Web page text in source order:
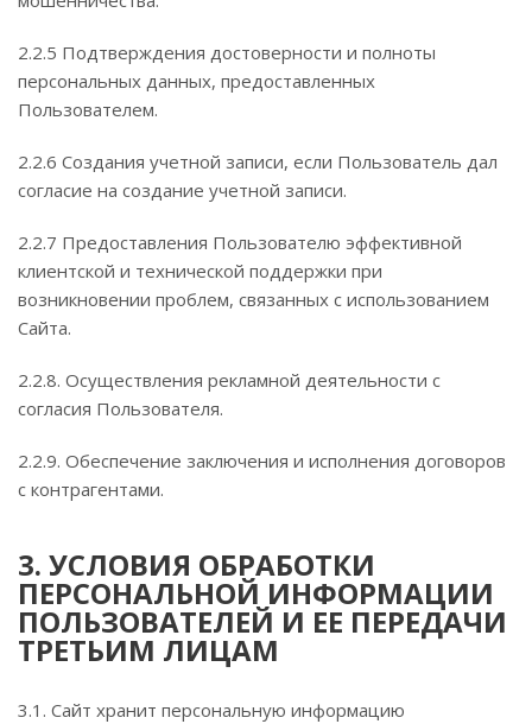
2.2.5 Подтверждения достоверности и полноты
персональных данных, предоставленных
Пользователем.
2.2.6 Создания учетной записи, если Пользователь дал
согласие на создание учетной записи.
2.2.7 Предоставления Пользователю эффективной
клиентской и технической поддержки при
возникновении проблем, связанных с использованием
Сайта.
2.2.8. Осуществления рекламной деятельности с
согласия Пользователя.
2.2.9. Обеспечение заключения и исполнения договоров
с контрагентами.
3. УСЛОВИЯ ОБРАБОТКИ
ПЕРСОНАЛЬНОЙ ИНФОРМАЦИИ
ПОЛЬЗОВАТЕЛЕЙ И ЕЕ ПЕРЕДАЧИ
ТРЕТЬИМ ЛИЦАМ
3.1. Сайт хранит персональную информацию